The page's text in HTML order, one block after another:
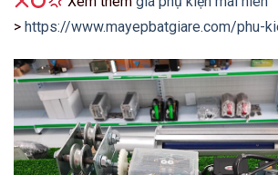
> https://www.mayepbatgiare.com/phu-